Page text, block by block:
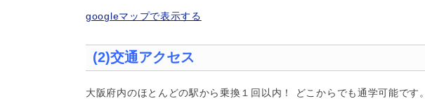
googleマップで表示する
(2)交通アクセス
大阪府内のほとんどの駅から乗換１回以内！ どこからでも通学可能です。